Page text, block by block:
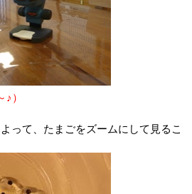
）
って、たまごをズームにして見るこ